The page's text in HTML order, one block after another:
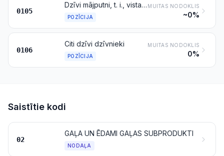
0105
Dzīvi mājputni, t. i., vistas, pīles, zosis, tītari un pērļu vistiņas
POZĪCIJA
MUITAS NODOKLIS
~0%
0106
Citi dzīvi dzīvnieki
POZĪCIJA
MUITAS NODOKLIS
0%
Saistītie kodi
02
GAĻA UN ĒDAMI GAĻAS SUBPRODUKTI
NODAĻA